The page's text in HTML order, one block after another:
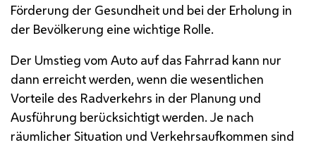
Förderung der Gesundheit und bei der Erholung in
der Bevölkerung eine wichtige Rolle.
Der Umstieg vom Auto auf das Fahrrad kann nur
dann erreicht werden, wenn die wesentlichen
Vorteile des Radverkehrs in der Planung und
Ausführung berücksichtigt werden. Je nach
räumlicher Situation und Verkehrsaufkommen sind